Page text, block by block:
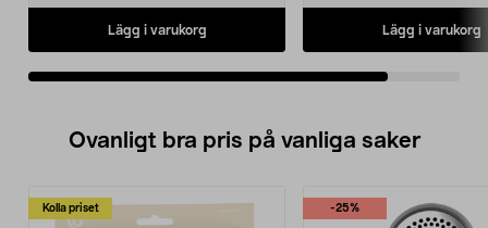
Lägg i varukorg Lägg i varukorg
Ovanligt bra pris på vanliga saker
Kolla priset -25%